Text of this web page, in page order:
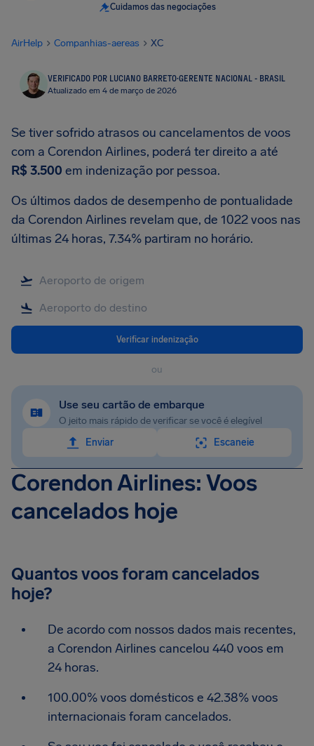
Cuidamos das negociações
AirHelp Companhias-aereas XC
VERIFICADO POR LUCIANO BARRETO·GERENTE NACIONAL - BRASIL
Atualizado em 4 de março de 2026
Se tiver sofrido atrasos ou cancelamentos de voos
com a Corendon Airlines, poderá ter direito a até
R$ 3.500 em indenização por pessoa.
Os últimos dados de desempenho de pontualidade
da Corendon Airlines revelam que, de 1022 voos nas
últimas 24 horas, 7.34% partiram no horário.
Verificar indenização
ou
Use seu cartão de embarque
O jeito mais rápido de verificar se você é elegível
Enviar
Escaneie
Corendon Airlines: Voos
cancelados hoje
Quantos voos foram cancelados
hoje?
De acordo com nossos dados mais recentes,
a Corendon Airlines cancelou 440 voos em
24 horas.
100.00% voos domésticos e 42.38% voos
internacionais foram cancelados.